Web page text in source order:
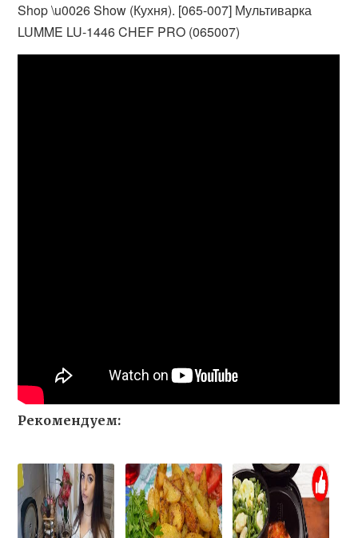
Shop \u0026 Show (Кухня). [065-007] Мультиварка
LUMME LU-1446 CHEF PRO (065007)
Рекомендуем: